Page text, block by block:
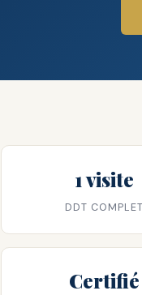
1 visite
DDT
Certifié